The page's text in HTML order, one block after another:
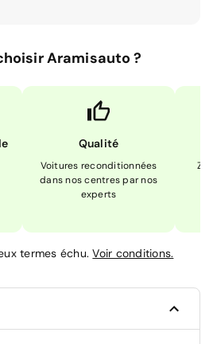
Aramisauto ?
Qualité
Voitures reconditionnées
dans nos centres par nos
experts
termes échu.Voir conditions.